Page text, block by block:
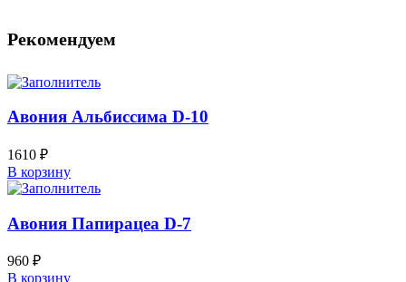
Рекомендуем
Авония Альбиссима D-10
1610 ₽
В корзину
Авония Папирацеа D-7
960 ₽
В корзину